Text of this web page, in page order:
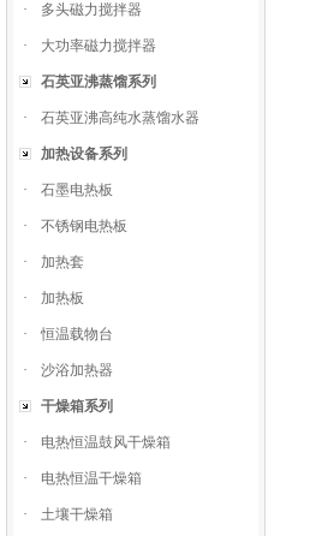
· 多头磁力搅拌器
· 大功率磁力搅拌器
石英亚沸蒸馏系列
· 石英亚沸高纯水蒸馏水器
加热设备系列
· 石墨电热板
· 不锈钢电热板
· 加热套
· 加热板
· 恒温载物台
· 沙浴加热器
干燥箱系列
· 电热恒温鼓风干燥箱
· 电热恒温干燥箱
· 土壤干燥箱